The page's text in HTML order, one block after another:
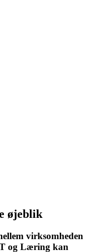
øjeblik
virksomheden
og Læring kan